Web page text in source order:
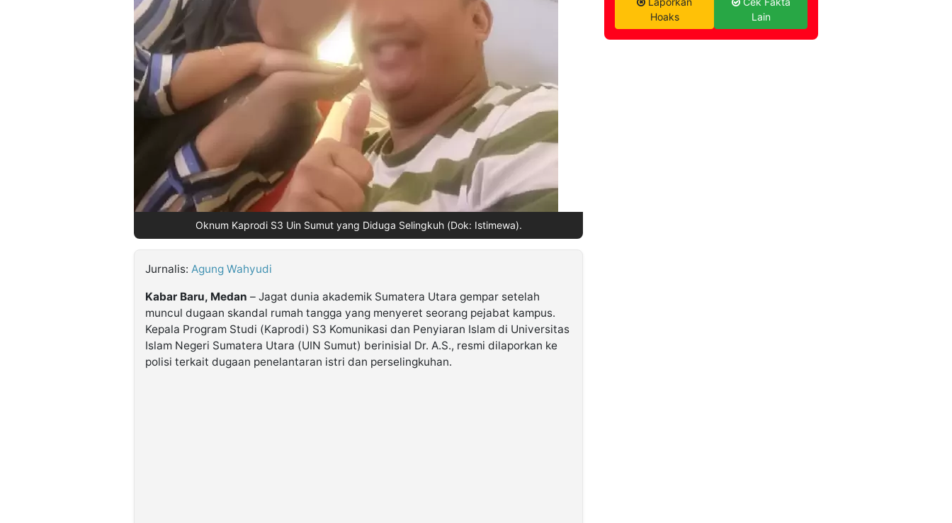
Oknum Kaprodi S3 Uin Sumut yang Diduga Selingkuh (Dok: Istimewa).
Jurnalis: Agung Wahyudi
Kabar Baru, Medan – Jagat dunia akademik Sumatera Utara gempar setelah
muncul dugaan skandal rumah tangga yang menyeret seorang pejabat kampus.
Kepala Program Studi (Kaprodi) S3 Komunikasi dan Penyiaran Islam di Universitas
Islam Negeri Sumatera Utara (UIN Sumut) berinisial Dr. A.S., resmi dilaporkan ke
polisi terkait dugaan penelantaran istri dan perselingkuhan.
Hoaks
Lain